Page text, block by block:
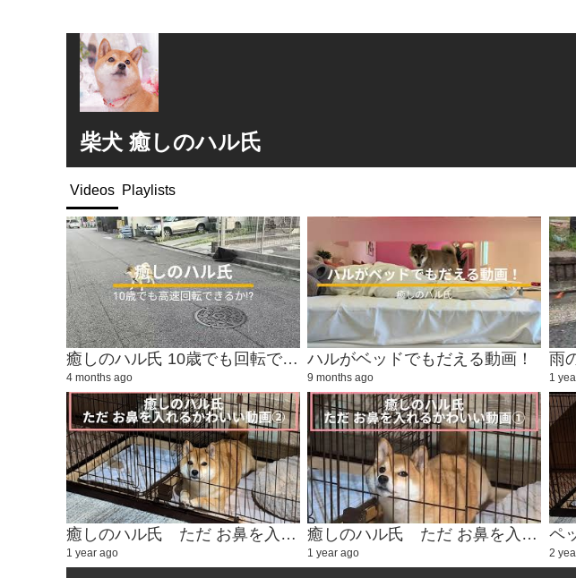
柴犬 癒しのハル氏
Videos Playlists
癒しのハル氏 10歳でも回転できるか!?
4 months ago
ハルがベッドでもだえる動画！
9 months ago
雨
1
癒しのハル氏 ただ お鼻を入れるかわいい動画②
1 year ago
癒しのハル氏 ただ お鼻を入れるかわいい動画①
1 year ago 2